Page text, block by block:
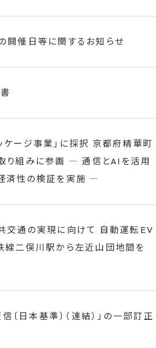
催日等に関するお知らせ
ージ事業」に採択 京都府精華町
り組みに参画 ― 通信とAIを活用
済性の検証を実施 ―
交通の実現に向けて 自動運転EV
線二俣川駅から左近山団地間を
〔日本基準〕（連結）」の一部訂正